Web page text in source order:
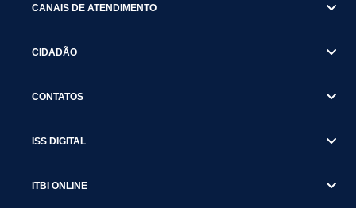
CANAIS DE ATENDIMENTO
CIDADÃO
CONTATOS
ISS DIGITAL
ITBI ONLINE